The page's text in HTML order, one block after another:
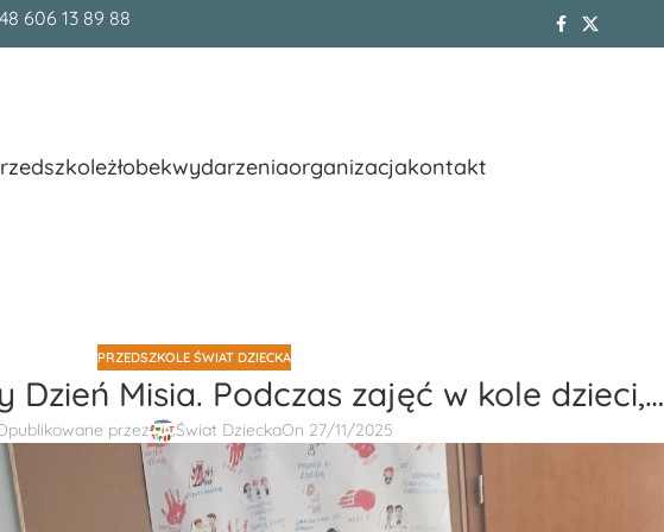
606 13 89 88
żłobekwydarzeniaorganizacjakontakt
PRZEDSZKOLE ŚWIAT DZIECKA
Dzień Misia. Podczas zajęć w kole dzieci,…
przez Świat DzieckaOn 27/11/2025